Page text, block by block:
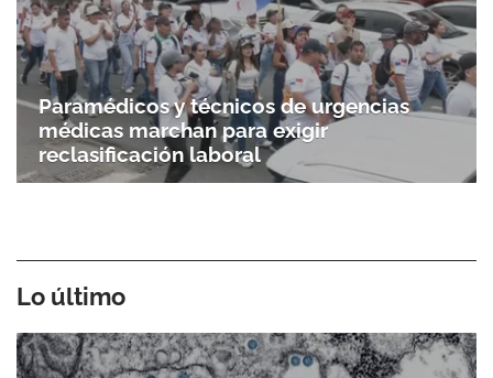
Paramédicos y técnicos de urgencias
médicas marchan para exigir
reclasificación laboral
Lo último